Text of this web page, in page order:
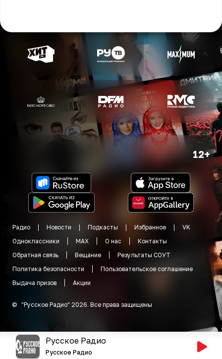
12+
Радио Новости Подкасты Избранное
VK
Одноклассники
MAX О нас
Контакты
Обратная связь
Вещание
Результаты СОУТ
Политика безопасности
Пользовательское соглашение
Выдача призов
Акции
© "Русское Радио" 2026. Все права защищены
Русское Радио
Русское Радио